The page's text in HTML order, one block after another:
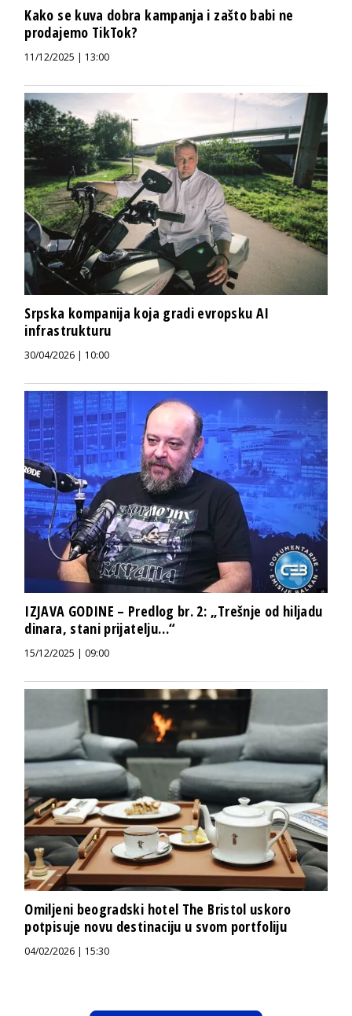
Kako se kuva dobra kampanja i zašto babi ne
prodajemo TikTok?
11/12/2025 | 13:00
Srpska kompanija koja gradi evropsku AI
infrastrukturu
30/04/2026 | 10:00
IZJAVA GODINE – Predlog br. 2: „Trešnje od hiljadu
dinara, stani prijatelju…“
15/12/2025 | 09:00
Omiljeni beogradski hotel The Bristol uskoro
potpisuje novu destinaciju u svom portfoliju
04/02/2026 | 15:30